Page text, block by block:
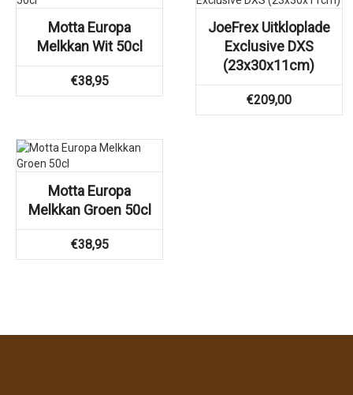
Motta Europa
Melkkan Wit 50cl
€38,95
JoeFrex Uitkloplade
Exclusive DXS
(23x30x11cm)
€209,00
Motta Europa
Melkkan Groen 50cl
€38,95